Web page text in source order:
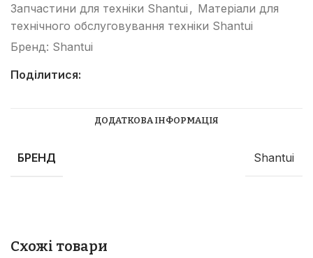
Запчастини для техніки Shantui , Матеріали для
технічного обслуговування техніки Shantui
Бренд: Shantui
Поділитися:
ДОДАТКОВА ІНФОРМАЦІЯ
БРЕНД Shantui
Схожі товари